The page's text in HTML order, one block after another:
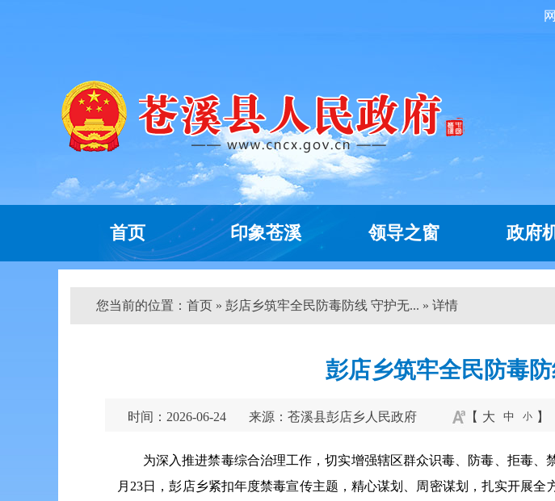
首页 印象苍溪 领导之窗 政府
您当前的位置： 首页 » 彭店乡筑牢全民防毒防线 守护无... » 详情
彭店乡筑牢全民防毒
时间：2026-06-24 来源：苍溪县彭店乡人民政府 【 大 中 小 】
为深入推进禁毒综合治理工作，切实增强辖区群众识毒、防毒、拒毒
月23日，彭店乡紧扣年度禁毒宣传主题，精心谋划、周密谋划，扎实开展全